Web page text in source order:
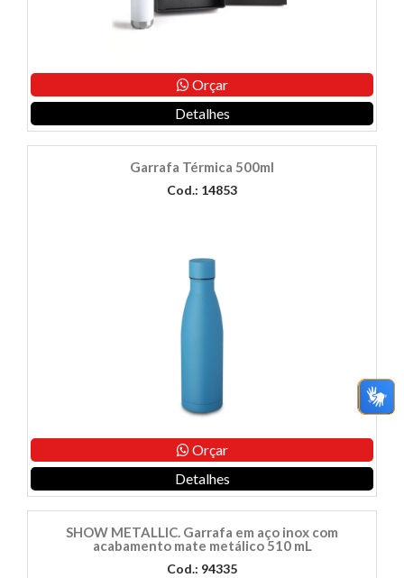
Orçar
Detalhes
Garrafa Térmica 500ml
Cod.: 14853
Orçar
Detalhes
SHOW METALLIC. Garrafa em aço inox com
acabamento mate metálico 510 mL
Cod.: 94335